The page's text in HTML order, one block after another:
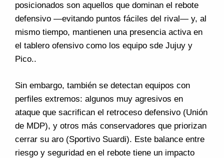
posicionados son aquellos que dominan el rebote
defensivo —evitando puntos fáciles del rival— y, al
mismo tiempo, mantienen una presencia activa en
el tablero ofensivo como los equipo sde Jujuy y
Pico..
Sin embargo, también se detectan equipos con
perfiles extremos: algunos muy agresivos en
ataque que sacrifican el retroceso defensivo (Unión
de MDP), y otros más conservadores que priorizan
cerrar su aro (Sportivo Suardi). Este balance entre
riesgo y seguridad en el rebote tiene un impacto